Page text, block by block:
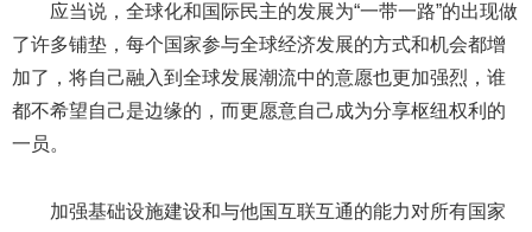
应当说，全球化和国际民主的发展为“一带一路”的出现做
了许多铺垫，每个国家参与全球经济发展的方式和机会都增
加了，将自己融入到全球发展潮流中的意愿也更加强烈，谁
都不希望自己是边缘的，而更愿意自己成为分享枢纽权利的
一员。
加强基础设施建设和与他国互联互通的能力对所有国家